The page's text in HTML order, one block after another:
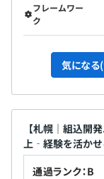
フレームワー
ク
気になる
【札幌｜組込開
上‐経験を活かせ
通過ランク：B